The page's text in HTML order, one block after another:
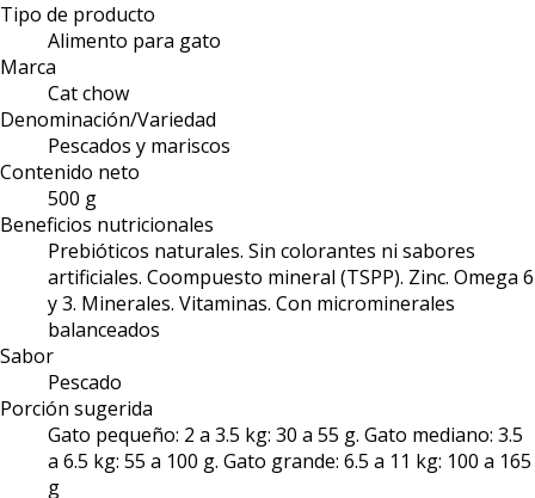
Tipo de producto
Alimento para gato
Marca
Cat chow
Denominación/Variedad
Pescados y mariscos
Contenido neto
500 g
Beneficios nutricionales
Prebióticos naturales. Sin colorantes ni sabores
artificiales. Coompuesto mineral (TSPP). Zinc. Omega 6
y 3. Minerales. Vitaminas. Con microminerales
balanceados
Sabor
Pescado
Porción sugerida
Gato pequeño: 2 a 3.5 kg: 30 a 55 g. Gato mediano: 3.5
a 6.5 kg: 55 a 100 g. Gato grande: 6.5 a 11 kg: 100 a 165
g